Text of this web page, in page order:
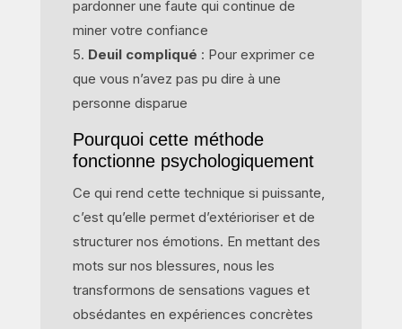
pardonner une faute qui continue de
miner votre confiance
Deuil compliqué : Pour exprimer ce
que vous n’avez pas pu dire à une
personne disparue
Pourquoi cette méthode
fonctionne psychologiquement
Ce qui rend cette technique si puissante,
c’est qu’elle permet d’extérioriser et de
structurer nos émotions. En mettant des
mots sur nos blessures, nous les
transformons de sensations vagues et
obsédantes en expériences concrètes